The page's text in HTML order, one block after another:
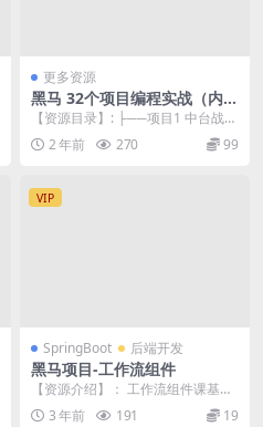
更多资源
黑马 32个项目编程实战（内部
精品）价值58888元
【资源目录】: ├──项目1 中台战略
与组件化开发 | ├──第二章 文件服
务 ...2 年前 270 99
VIP
SpringBoot 后端开发
黑马项目-工作流组件
【资源介绍】： 工作流组件课基于
SpringBoot+Activiti7+Myb...
3 年前 191 19